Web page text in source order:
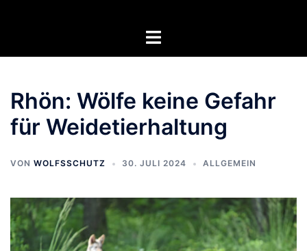
Menü
Rhön: Wölfe keine Gefahr
für Weidetierhaltung
VON WOLFSSCHUTZ 30. JULI 2024 ALLGEMEIN